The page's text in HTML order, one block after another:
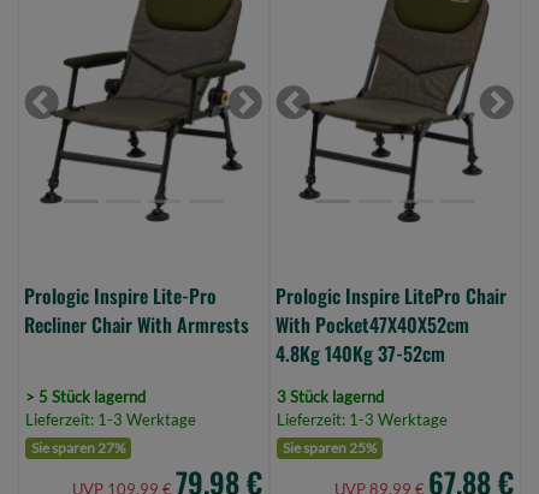
Pro
Recliner
Chair
With
Armrests
Previous Next
Prologic Inspire Lite-Pro
Recliner Chair With Armrests
> 5 Stück lagernd
Lieferzeit: 1-3 Werktage
Sie sparen 27%
UVP 109,99 € 79,98 €
Chair
With
Pocket47X40X52cm
4.8Kg
140Kg
(Bild
0)
Previous Next
Prologic Inspire LitePro Chair
With Pocket47X40X52cm
4.8Kg 140Kg 37-52cm
3 Stück lagernd
Lieferzeit: 1-3 Werktage
Sie sparen 25%
UVP 89,99 € 67,88 €